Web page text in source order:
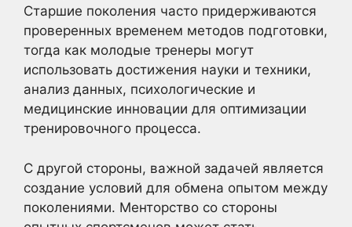
Старшие поколения часто придерживаются
проверенных временем методов подготовки,
тогда как молодые тренеры могут
использовать достижения науки и техники,
анализ данных, психологические и
медицинские инновации для оптимизации
тренировочного процесса.
С другой стороны, важной задачей является
создание условий для обмена опытом между
поколениями. Менторство со стороны